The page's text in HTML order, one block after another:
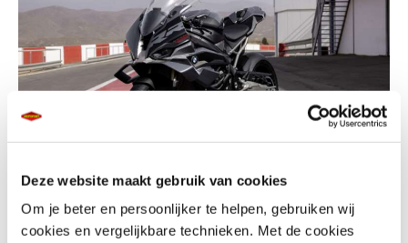
Deze website maakt gebruik van cookies
Om je beter en persoonlijker te helpen, gebruiken wij
cookies en vergelijkbare technieken. Met de cookies
Een nieuwe BMW S 1000 RR uit voorraad* is tijdelijk verkrijgbaar met een